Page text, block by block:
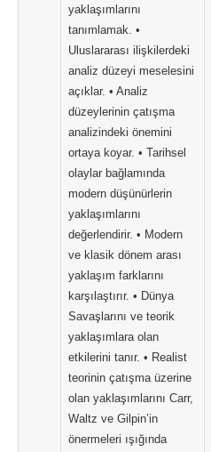
yaklaşımlarını
tanımlamak. •
Uluslararası ilişkilerdeki
analiz düzeyi meselesini
açıklar. • Analiz
düzeylerinin çatışma
analizindeki önemini
ortaya koyar. • Tarihsel
olaylar bağlamında
modern düşünürlerin
yaklaşımlarını
değerlendirir. • Modern
ve klasik dönem arası
yaklaşım farklarını
karşılaştırır. • Dünya
Savaşlarını ve teorik
yaklaşımlara olan
etkilerini tanır. • Realist
teorinin çatışma üzerine
olan yaklaşımlarını Carr,
Waltz ve Gilpin’in
önermeleri ışığında